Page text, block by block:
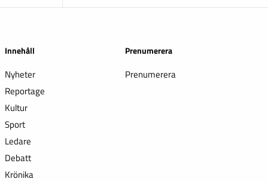
Innehåll
Nyheter
Reportage
Kultur
Sport
Ledare
Debatt
Krönika
Prenumerera
Prenumerera